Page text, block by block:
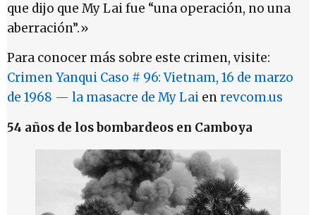
que dijo que My Lai fue “una operación, no una
aberración”.»
Para conocer más sobre este crimen, visite:
Crimen Yanqui Caso # 96: Vietnam, 16 de marzo
de 1968 — la masacre de My Lai enrevcom.us
54 años de los bombardeos en Camboya